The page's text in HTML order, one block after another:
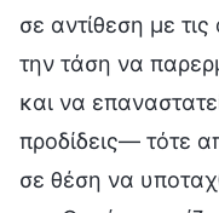
σε αντίθεση με
την τάση να
και να
προδίδεις— τότε
σε θέση να